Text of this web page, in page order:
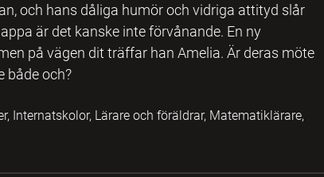
och hans dåliga humör och vidriga attityd slår
är det kanske inte förvånande. En ny
på vägen dit träffar han Amelia. Är deras möte
både och?
Internatskolor, Lärare och föräldrar, Matematiklärare,